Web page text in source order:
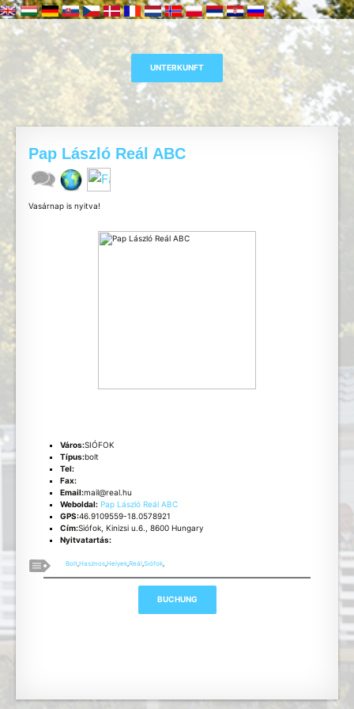
Pap László Reál ABC
Vasárnap is nyitva!
Város:SIÓFOK
Típus:bolt
Tel:
Fax:
Email:mail@real.hu
Weboldal: Pap László Reál ABC
GPS:46.9109559-18.0578921
Cím:Siófok, Kinizsi u.6., 8600 Hungary
Nyitvatartás:
Bolt ,Hasznos ,Helyek ,Reál ,Siófok